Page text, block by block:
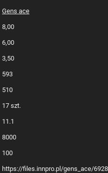
Gens ace
8,00
6,00
3,50
593
510
17 szt.
11.1
8000
100
https://files.innpro.pl/gens_ace/